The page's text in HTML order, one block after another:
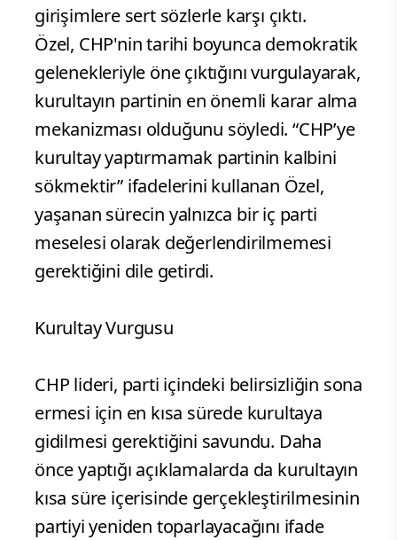
girişimlere sert sözlerle karşı çıktı.
Özel, CHP'nin tarihi boyunca demokratik
gelenekleriyle öne çıktığını vurgulayarak,
kurultayın partinin en önemli karar alma
mekanizması olduğunu söyledi. “CHP’ye
kurultay yaptırmamak partinin kalbini
sökmektir” ifadelerini kullanan Özel,
yaşanan sürecin yalnızca bir iç parti
meselesi olarak değerlendirilmemesi
gerektiğini dile getirdi.
Kurultay Vurgusu
CHP lideri, parti içindeki belirsizliğin sona
ermesi için en kısa sürede kurultaya
gidilmesi gerektiğini savundu. Daha
önce yaptığı açıklamalarda da kurultayın
kısa süre içerisinde gerçekleştirilmesinin
partiyi yeniden toparlayacağını ifade